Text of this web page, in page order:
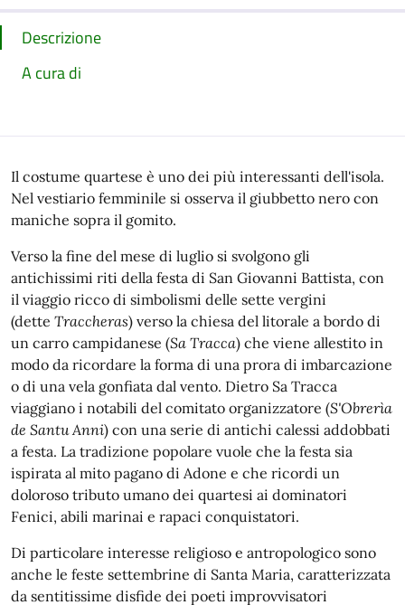
Descrizione
A cura di
Il costume quartese è uno dei più interessanti dell'isola.
Nel vestiario femminile si osserva il giubbetto nero con
maniche sopra il gomito.
Verso la fine del mese di luglio si svolgono gli
antichissimi riti della festa di San Giovanni Battista, con
il viaggio ricco di simbolismi delle sette vergini
(dette Traccheras) verso la chiesa del litorale a bordo di
un carro campidanese (Sa Tracca) che viene allestito in
modo da ricordare la forma di una prora di imbarcazione
o di una vela gonfiata dal vento. Dietro Sa Tracca
viaggiano i notabili del comitato organizzatore (S'Obrerìa
de Santu Anni) con una serie di antichi calessi addobbati
a festa. La tradizione popolare vuole che la festa sia
ispirata al mito pagano di Adone e che ricordi un
doloroso tributo umano dei quartesi ai dominatori
Fenici, abili marinai e rapaci conquistatori.
Di particolare interesse religioso e antropologico sono
anche le feste settembrine di Santa Maria, caratterizzata
da sentitissime disfide dei poeti improvvisatori